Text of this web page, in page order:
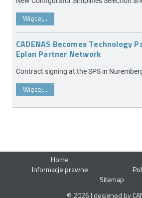
Więcej...
CADENAS Becomes Technology
Eplan Partner Network
Contract signing at the SPS in
Więcej...
Home
Informacje prawne
Sitemap
© 2026 | designed by